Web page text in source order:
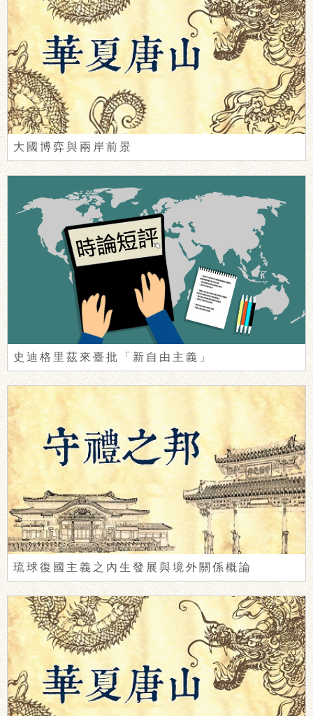
大國博弈與兩岸前景
史迪格里茲來臺批「新自由主義」
琉球復國主義之內生發展與境外關係概論